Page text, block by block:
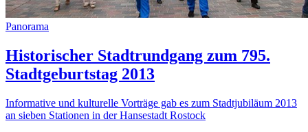
Panorama
Historischer Stadtrundgang zum 795.
Stadtgeburtstag 2013
Informative und kulturelle Vorträge gab es zum Stadtjubiläum 2013
an sieben Stationen in der Hansestadt Rostock